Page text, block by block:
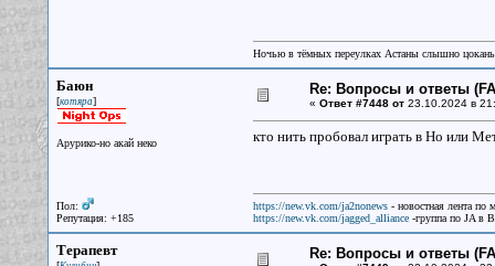
Ночью в тёмных переулках Астаны слышно
Баюн
[котяра]
Арурико-но акай неко
Пол:
Репутация: +185
Re: Вопросы и ответы
« Ответ #7448 от23.10.2024 в
кто нить пробовал играть в Но или
https://new.vk.com/ja2nonews- новостная лента по
https://new.vk.com/jagged_alliance-группа по JA в
Терапевт Re: Вопросы и ответы